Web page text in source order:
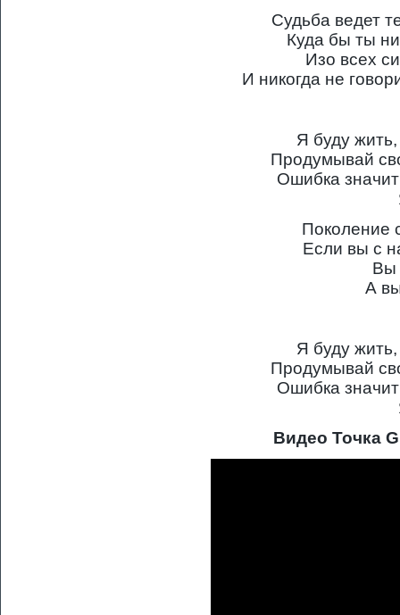
Судьба ведет
Куда бы ты
Изо всех
И никогда не
Я буду
Продумывай
Ошибка
Поколение
Если вы с
Вы
А
Я буду
Продумывай
Ошибка
Видео Точка